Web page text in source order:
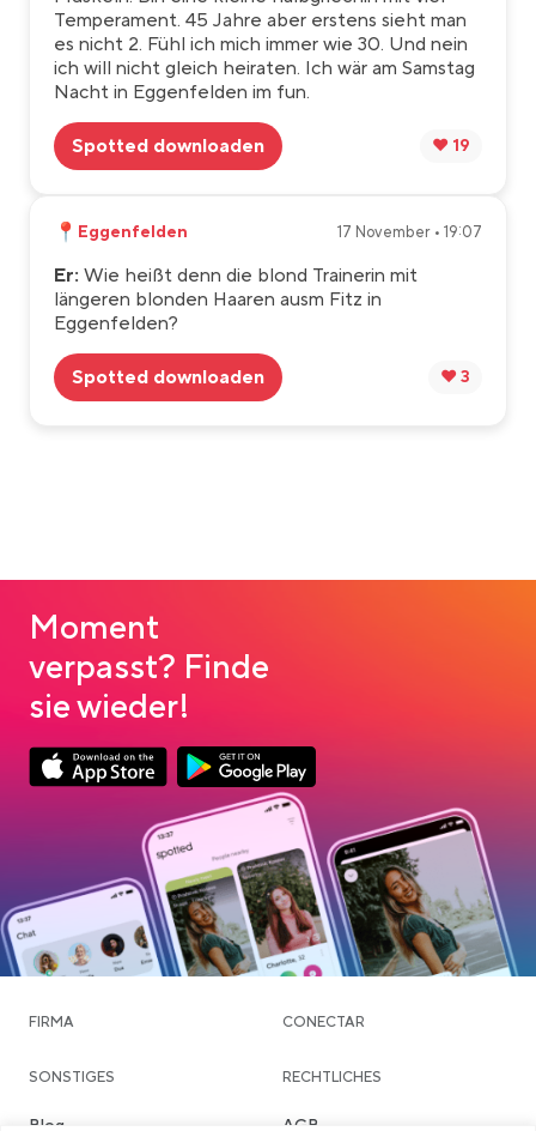
Temperament. 45 Jahre aber erstens sieht man
es nicht 2. Fühl ich mich immer wie 30. Und nein
ich will nicht gleich heiraten. Ich wär am Samstag
Nacht in Eggenfelden im fun.
Spotted downloaden ❤️ 19
📍 Eggenfelden 17 November • 19:07
Er: Wie heißt denn die blond Trainerin mit
längeren blonden Haaren ausm Fitz in
Eggenfelden?
Spotted downloaden ❤️ 3
Moment
verpasst? Finde
sie wieder!
Google Play Download
FIRMA CONECTAR
SONSTIGES RECHTLICHES